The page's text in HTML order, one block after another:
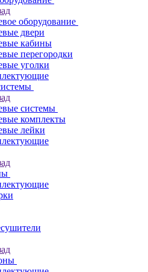
оборудование
двери
кабины
перегородки
уголки
системы
комплекты
лейки